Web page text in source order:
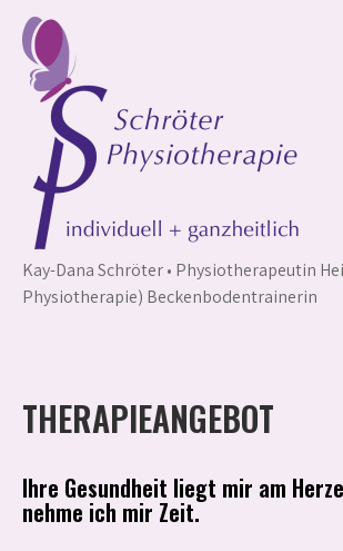
content
Kay-Dana Schröter • Physiotherapeutin
Physiotherapie) Beckenbodentrainerin
THERAPIEANGEBOT
Ihre Gesundheit liegt mir am
nehme ich mir Zeit.